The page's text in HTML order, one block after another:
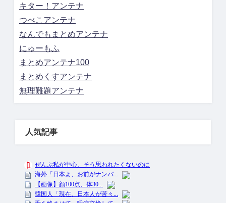
キター！アンテナ
つべこアンテナ
なんでもまとめアンテナ
にゅーもふ
まとめアンテナ100
まとめくすアンテナ
無理難題アンテナ
人気記事